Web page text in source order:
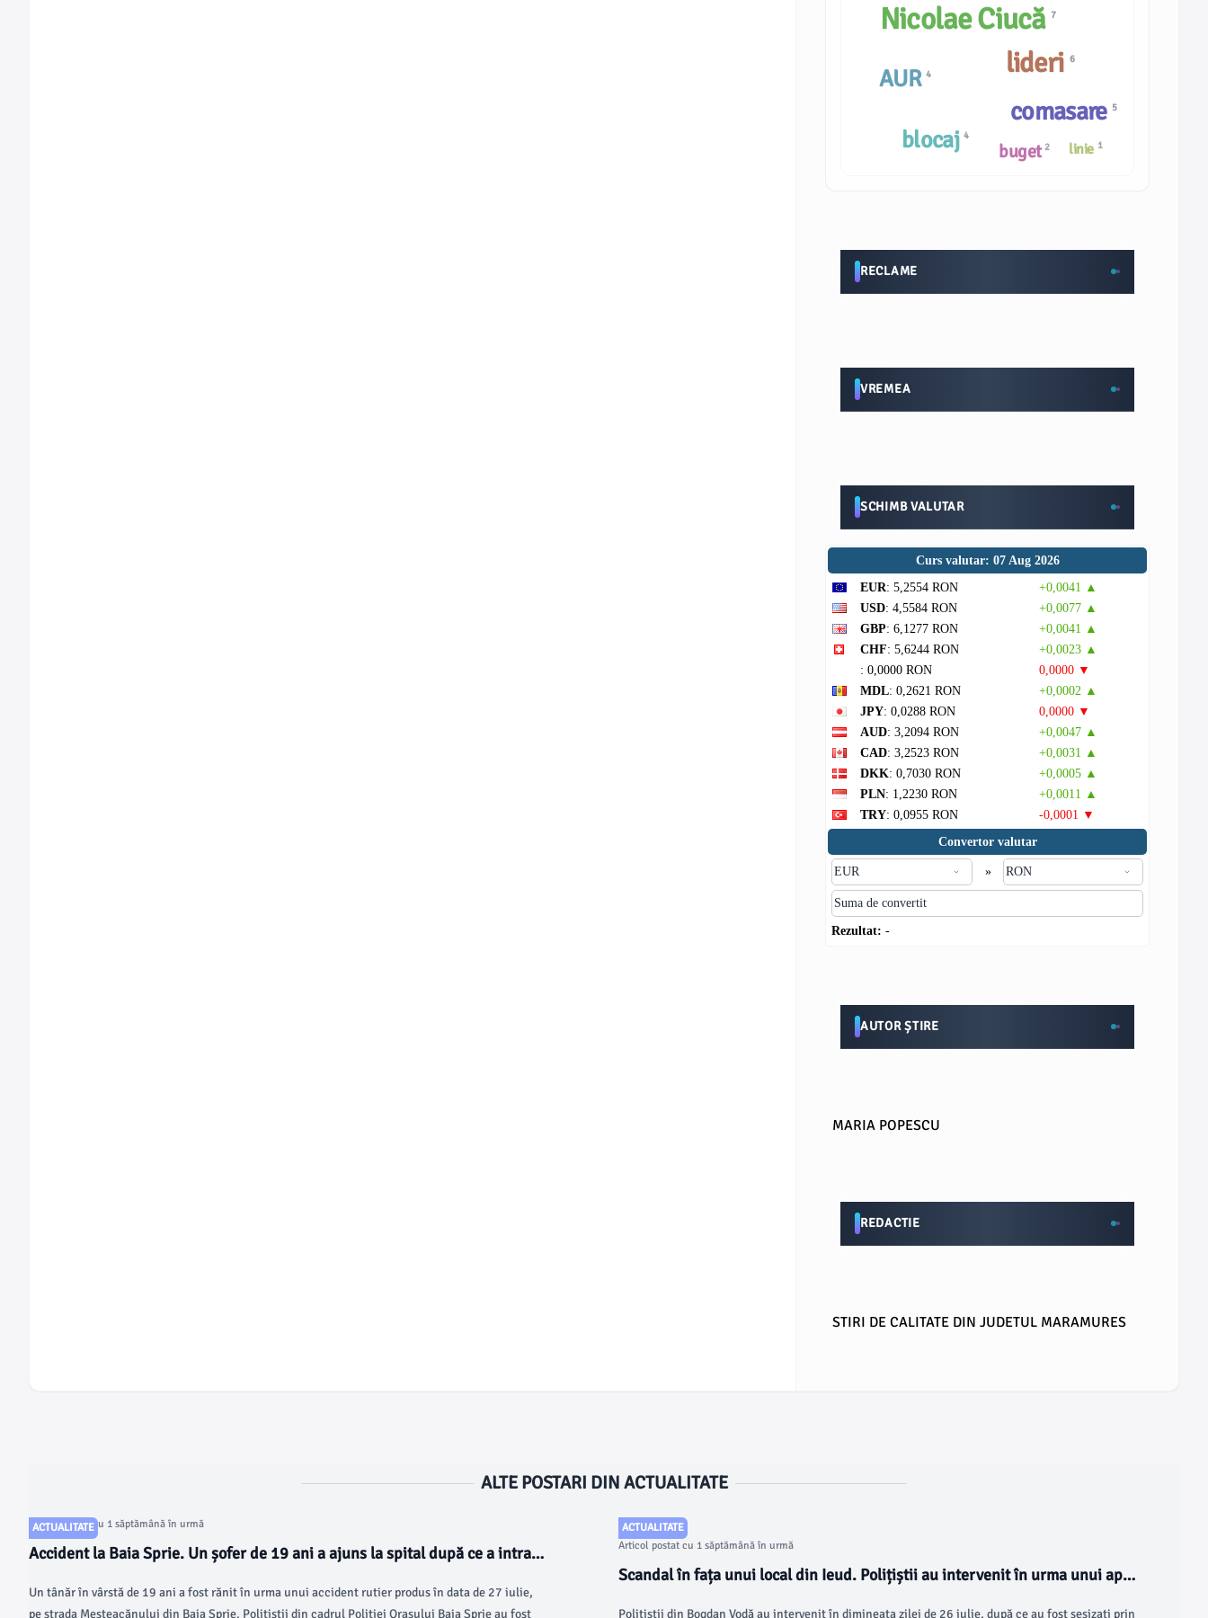
buget 2
Nicolae Ciucă7
comasare 5
blocaj4
linie 1
lideri 6
AUR4
RECLAME
VREMEA
SCHIMB VALUTAR
Curs valutar: 07 Aug 2026
EUR: 5,2554 RON
+0,0041 ▲
USD: 4,5584 RON
+0,0077 ▲
GBP: 6,1277 RON
+0,0041 ▲
CHF: 5,6244 RON
+0,0023 ▲
: 0,0000 RON
0,0000 ▼
MDL: 0,2621 RON
+0,0002 ▲
JPY: 0,0288 RON
0,0000 ▼
AUD: 3,2094 RON
+0,0047 ▲
CAD: 3,2523 RON
+0,0031 ▲
DKK: 0,7030 RON
+0,0005 ▲
PLN: 1,2230 RON
+0,0011 ▲
TRY: 0,0955 RON
-0,0001 ▼
Convertor valutar
»
Rezultat: -
AUTOR ȘTIRE
MARIA POPESCU
REDACTIE
STIRI DE CALITATE DIN JUDETUL MARAMURES
ALTE POSTARI DIN ACTUALITATE
ACTUALITATE
Articol postat cu 1 săptămână în urmă
Accident la Baia Sprie. Un șofer de 19 ani a ajuns la spital după ce a intrat
Un tânăr în vârstă de 19 ani a fost rănit în urma unui accident rutier produs în data de 27 iulie,
pe strada Mesteacănului din Baia Sprie. Polițiștii din cadrul Poliției Orașului Baia Sprie au fost
ACTUALITATE
Articol postat cu 1 săptămână în urmă
Scandal în fața unui local din Ieud. Polițiștii au intervenit în urma unui apel
Polițiștii din Bogdan Vodă au intervenit în dimineața zilei de 26 iulie, după ce au fost sesizați prin